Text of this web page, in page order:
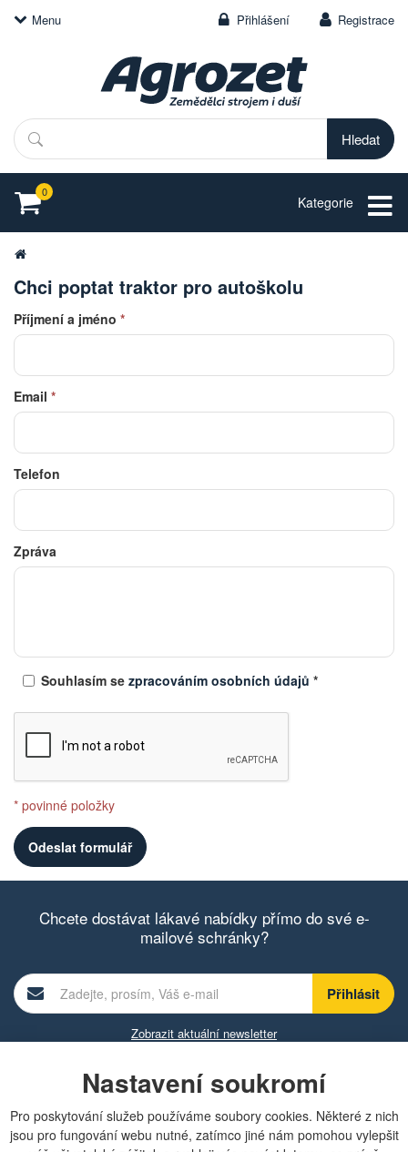
Nastavení soukromí
Pro poskytování služeb používáme soubory cookies. Některé z nich
jsou pro fungování webu nutné, zatímco jiné nám pomohou vylepšit
Menu Přihlášení Registrace
Hledat
0
Kategorie
Chci poptat traktor pro autoškolu
Příjmení a jméno *
Email *
Telefon
Zpráva
Souhlasím se zpracováním osobních údajů *
* povinné položky
Chcete dostávat lákavé nabídky přímo do své e-
mailové schránky?
Zobrazit aktuální newsletter
Rychlá navigace